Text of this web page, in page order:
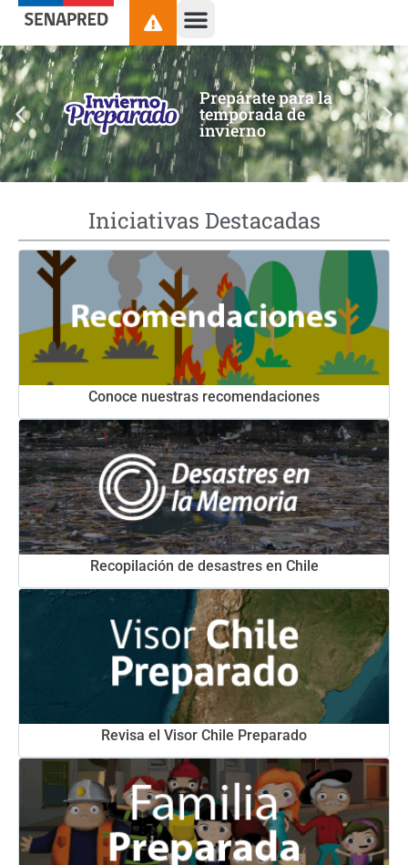
contenido
Prepárate para la
temporada de
invierno
Iniciativas Destacadas
Conoce nuestras recomendaciones
Recopilación de desastres en Chile
Revisa el Visor Chile Preparado